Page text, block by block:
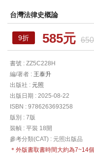
台灣法律史概論
9折 585元 650
書號 : ZZ5C228H
編/著者 : 王泰升
出版社 : 元照
出版日期 : 2025-08-22
ISBN : 9786263693258
版別 : 7版
裝幀 : 平裝 18開
參考分類(CAT) : 元照出版品
＊外版書取書時間大約為7~14